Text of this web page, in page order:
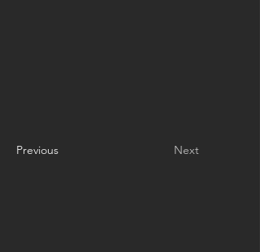
Previous Next